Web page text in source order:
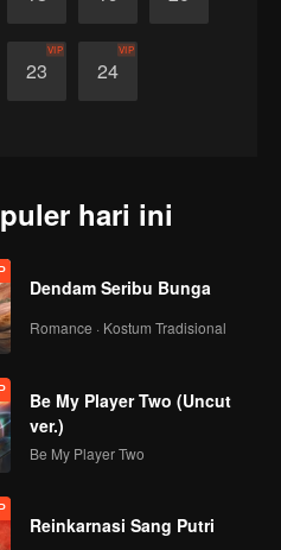
23
VIP
24
VIP
hari ini
Dendam Seribu Bunga
Romance · Kostum Tradisional
Be My Player Two (Uncut
ver.)
Be My Player Two
Reinkarnasi Sang Putri